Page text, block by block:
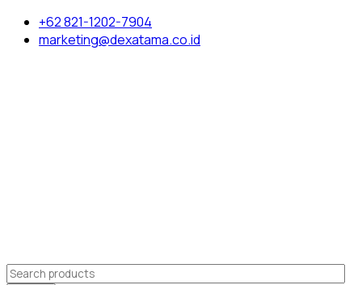
+62 821-1202-7904
marketing@dexatama.co.id